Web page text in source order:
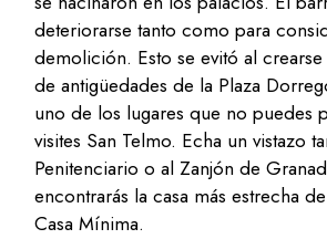
deteriorarse tanto como para
demolición. Esto se evitó al
de antigüedades de la Plaza
uno de los lugares que no puedes
visites San Telmo. Echa un vistazo
Penitenciario o al Zanjón de
encontrarás la casa más estrecha
Casa Mínima.